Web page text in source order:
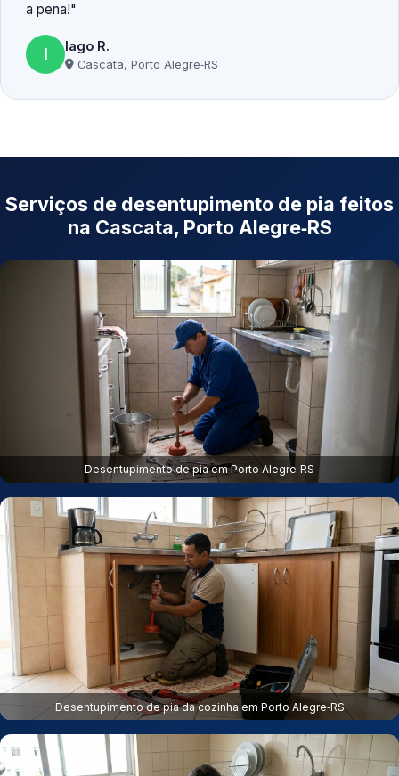
a pena!
I Iago R.
Cascata, Porto Alegre‑RS
Serviços de desentupimento de pia feitos
na Cascata, Porto Alegre‑RS
Desentupimento de pia em Porto Alegre‑RS
Desentupimento de pia da cozinha em Porto Alegre‑RS